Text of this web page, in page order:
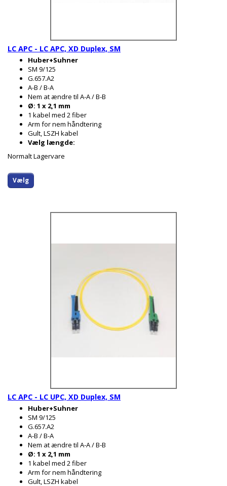
LC APC - LC APC, XD Duplex, SM
Huber+Suhner
SM 9/125
G.657.A2
A-B / B-A
Nem at ændre til A-A / B-B
Ø: 1 x 2,1 mm
1 kabel med 2 fiber
Arm for nem håndtering
Gult, LSZH kabel
Vælg længde:
Normalt Lagervare
Vælg
LC APC - LC UPC, XD Duplex, SM
Huber+Suhner
SM 9/125
G.657.A2
A-B / B-A
Nem at ændre til A-A / B-B
Ø: 1 x 2,1 mm
1 kabel med 2 fiber
Arm for nem håndtering
Gult, LSZH kabel